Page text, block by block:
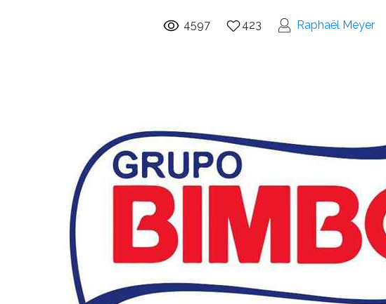
4597 423 Raphaël Meyer